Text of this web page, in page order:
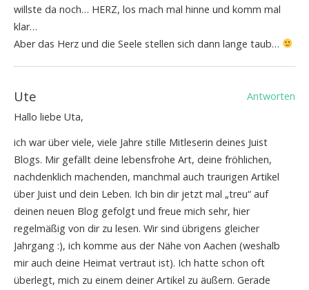
willste da noch… HERZ, los mach mal hinne und komm mal
klar…
Aber das Herz und die Seele stellen sich dann lange taub…
Ute
Antworten
Hallo liebe Uta,
ich war über viele, viele Jahre stille Mitleserin deines Juist
Blogs. Mir gefällt deine lebensfrohe Art, deine fröhlichen,
nachdenklich machenden, manchmal auch traurigen Artikel
über Juist und dein Leben. Ich bin dir jetzt mal „treu“ auf
deinen neuen Blog gefolgt und freue mich sehr, hier
regelmäßig von dir zu lesen. Wir sind übrigens gleicher
Jahrgang :), ich komme aus der Nähe von Aachen (weshalb
mir auch deine Heimat vertraut ist). Ich hatte schon oft
überlegt, mich zu einem deiner Artikel zu äußern. Gerade